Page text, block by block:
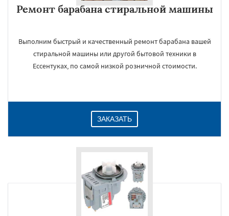
Ремонт барабана стиральной машины
Выполним быстрый и качественный ремонт барабана вашей
стиральной машины или другой бытовой техники в
Ессентуках, по самой низкой розничной стоимости.
ЗАКАЗАТЬ